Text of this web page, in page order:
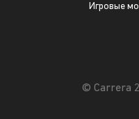
Игровые
© Carrera